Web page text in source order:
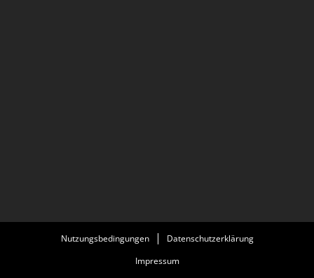
Nutzungsbedingungen
Datenschutzerklärung
Impressum